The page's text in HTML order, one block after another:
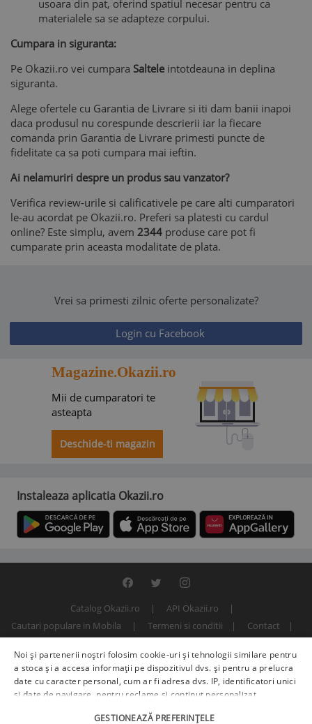
usoara din pat, oferind spatiul necesar pentru ca
materialele sa se adapteze corpului.
Cumpara in siguranta:
Pe Okazii.ro vei cumpara Salteleintotdeauna in deplina
siguranta.
Alege ofertele cu Garantia de Livrare si iti dam banii inapoi
daca produsul nu corespunde descrierii iar la fiecare
comanda prin Garantia de Livrare primesti puncte de
fidelitate ca sa poti cumpara mai ieftin.
Ai nelamuriri despre un produs sau vanzator?
Verifica review-urile si calificativele pe care alti cumparatori
le-au acordat pe Okazii.ro. Preferi sa platesti cu cardul
online? Este simplu, avem 2344 produse care pot fi
cumparate prin aceasta modalitate de plata.
Vrei sa primesti zilnic oferte personalizate?
Login cu Facebook
Magazine.Okazii.ro
Mii de cumparatori te
asteapta
Deschide-ti magazin
Instaleaza aplicatia Okazii.ro
Catalog Okazii.ro
API Okazii.ro
Cautari populare in Mobila
Termeni si conditii
Contact
© 2000 - 2026 S.C. BITFACTOR S.R.L.
Noi și partenerii noștri folosim cookie-uri și tehnologii similare pentru
a stoca și a accesa informații pe dispozitivul dvs. și pentru a prelucra
date cu caracter personal, cum ar fi adresa dvs. IP, identificatori unici
și date de navigare, pentru reclame și conținut personalizat,
îmbunătățirea serviciilor.Furnizori terți (225)pot, de asemenea,
GESTIONEAZĂ PREFERINȚELE